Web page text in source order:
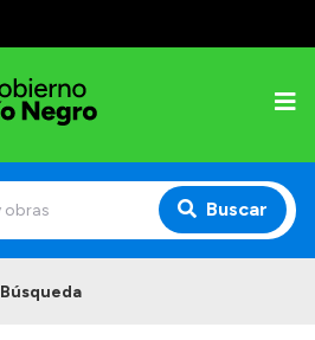
Buscar
Búsqueda